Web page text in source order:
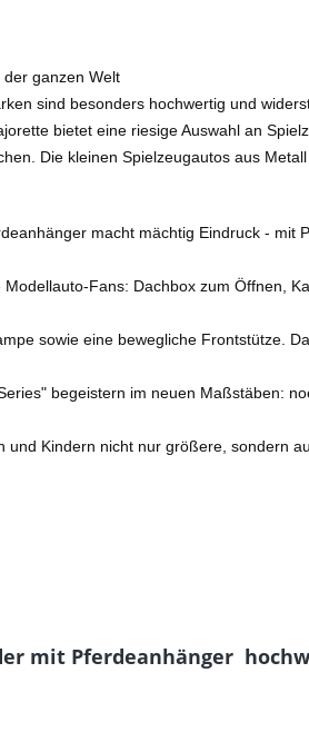
ganzen Welt
sind besonders hochwertig und
bietet eine riesige Auswahl an
Die kleinen Spielzeugautos aus
macht mächtig Eindruck - mit
Fans: Dachbox zum Öffnen,
sowie eine bewegliche Frontstütze.
begeistern im neuen Maßstäben:
und Kindern nicht nur größere, sondern
mit Pferdeanhänger 